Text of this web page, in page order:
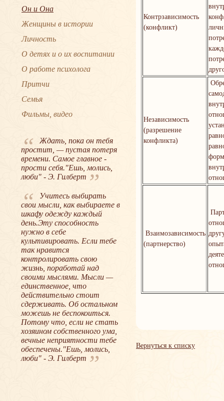
Он и Она
Женщины в истории
Личность
О детях и о их воспитании
О работе психолога
Притчи
Семья
Фильмы, видео
“
Ждать, пока он тебя
простит, — пустая потеря
времени. Самое главное -
прости себя."Ешь, молись,
люби" - Э. Гилберт ”
“
Учитесь выбирать
свои мысли, как выбираете в
шкафу одежду каждый
день.Эту способность
нужно в себе
культивировать. Если тебе
так нравится
контролировать свою
жизнь, поработай над
своими мыслями. Мысли —
единственное, что
действительно стоит
сдерживать. Об остальном
можешь не беспокоиться.
Потому что, если не стать
хозяином собственного ума,
вечные неприятности тебе
обеспечены."Ешь, молись,
люби" - Э. Гилберт ”
Контрзависимость
(конфликт)
Независимость
(разрешение
конфликта)
Взаимозависимость
(партнерство)
Вернуться к списку